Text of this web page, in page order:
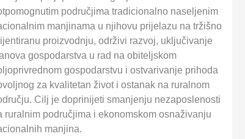
područjima tradicionalno naseljenim
manjinama u njihovu prijelazu na tržišno
proizvodnju, održivi razvoj, uključivanje
gospodarstva u rad na obiteljskom
gospodarstvu i ostvarivanje prihoda
za kvalitetan život i ostanak na ruralnom
Cilj je doprinijeti smanjenju nezaposlenosti
ruralnim područjima i ekonomskom osnaživanju
manjina.